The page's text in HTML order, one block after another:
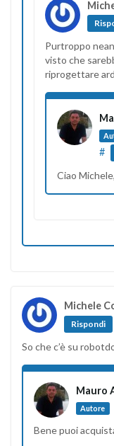
Purtroppo
visto che
riprogettare
#
Ciao
Michele
Rispondi
So che c’è su
Mauro
Autore
Bene puoi